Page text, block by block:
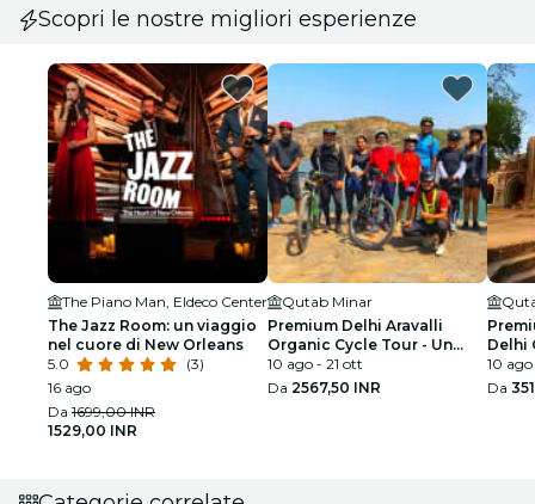
Scopri le nostre migliori esperienze
The Piano Man, Eldeco Center
The Jazz Room: un viaggio
nel cuore di New Orleans
5.0
(3)
16 ago
Da 1699,00 INR
1529,00 INR
Qutab Minar
Premium Delhi Aravalli
Organic Cycle Tour - Un
assaggio dell'India reale e
rurale
10 ago - 21 ott
Da 2567,50 INR
Delhi
10
Da